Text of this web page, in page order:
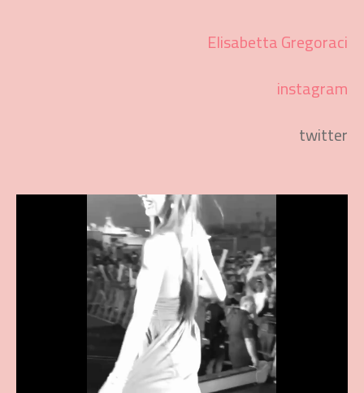
Elisabetta Gregoraci
instagram
twitter